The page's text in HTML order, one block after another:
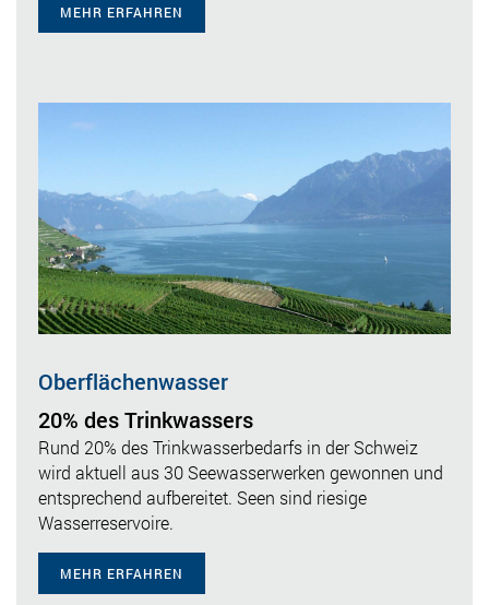
MEHR ERFAHREN
Oberflächenwasser
20% des Trinkwassers
Rund 20% des Trinkwasserbedarfs in der Schweiz
wird aktuell aus 30 Seewasserwerken gewonnen und
entsprechend aufbereitet. Seen sind riesige
Wasserreservoire.
MEHR ERFAHREN